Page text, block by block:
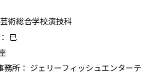
術総合学校演技科
巳
務所： ジェリーフィッシュエンターテ